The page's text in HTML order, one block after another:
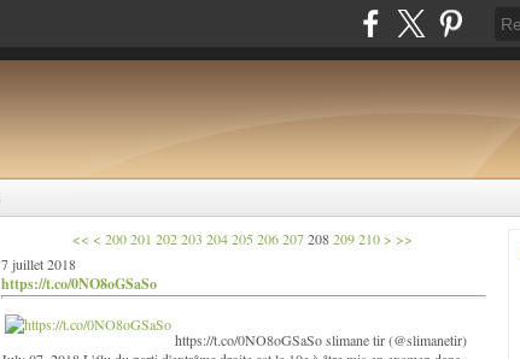
<< < 200201 202203 204205 206207208209210220
230
240
250
260
270
280
290
300
400
500
> >>
7 juillet 2018
https://t.co/0NO8oGSaSo
https://t.co/0NO8oGSaSo slimane tir (@slimanetir)